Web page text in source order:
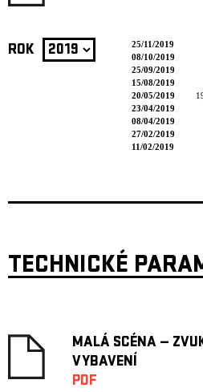
ROK 25/11/2019
08/10/2019
25/09/2019
15/08/2019
20/05/2019
23/04/2019
08/04/2019
27/02/2019
11/02/2019
TECHNICKÉ
MALÁ SCÉNA —
VYBAVENÍ
PDF